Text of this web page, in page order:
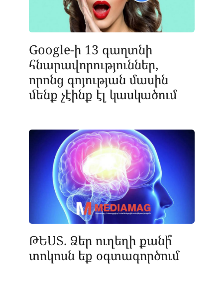
Google-ի 13 գաղտնի
հնարավորություններ,
որոնց գոյության մասին
մենք չէինք էլ կասկածում
ԹԵՍՏ. Ձեր ուղեղի քանի՞
տոկոսն եք օգտագործում